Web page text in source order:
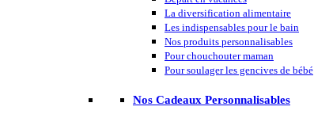
La diversification alimentaire
Les indispensables pour le bain
Nos produits personnalisables
Pour chouchouter maman
Pour soulager les gencives de bébé
Nos Cadeaux Personnalisables